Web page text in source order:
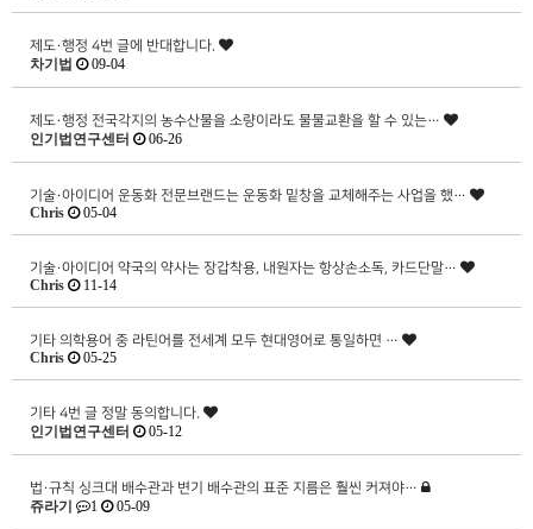
제도·행정 4번 글에 반대합니다.
차기법 09-04
제도·행정 전국각지의 농수산물을 소량이라도 물물교환을 할 수 있는…
인기법연구센터 06-26
기술·아이디어 운동화 전문브랜드는 운동화 밑창을 교체해주는 사업을 했…
Chris 05-04
기술·아이디어 약국의 약사는 장갑착용, 내원자는 항상손소독, 카드단말…
Chris 11-14
기타 의학용어 중 라틴어를 전세계 모두 현대영어로 통일하면 …
Chris 05-25
기타 4번 글 정말 동의합니다.
인기법연구센터 05-12
법·규칙 싱크대 배수관과 변기 배수관의 표준 지름은 훨씬 커져야…
쥬라기 1 05-09